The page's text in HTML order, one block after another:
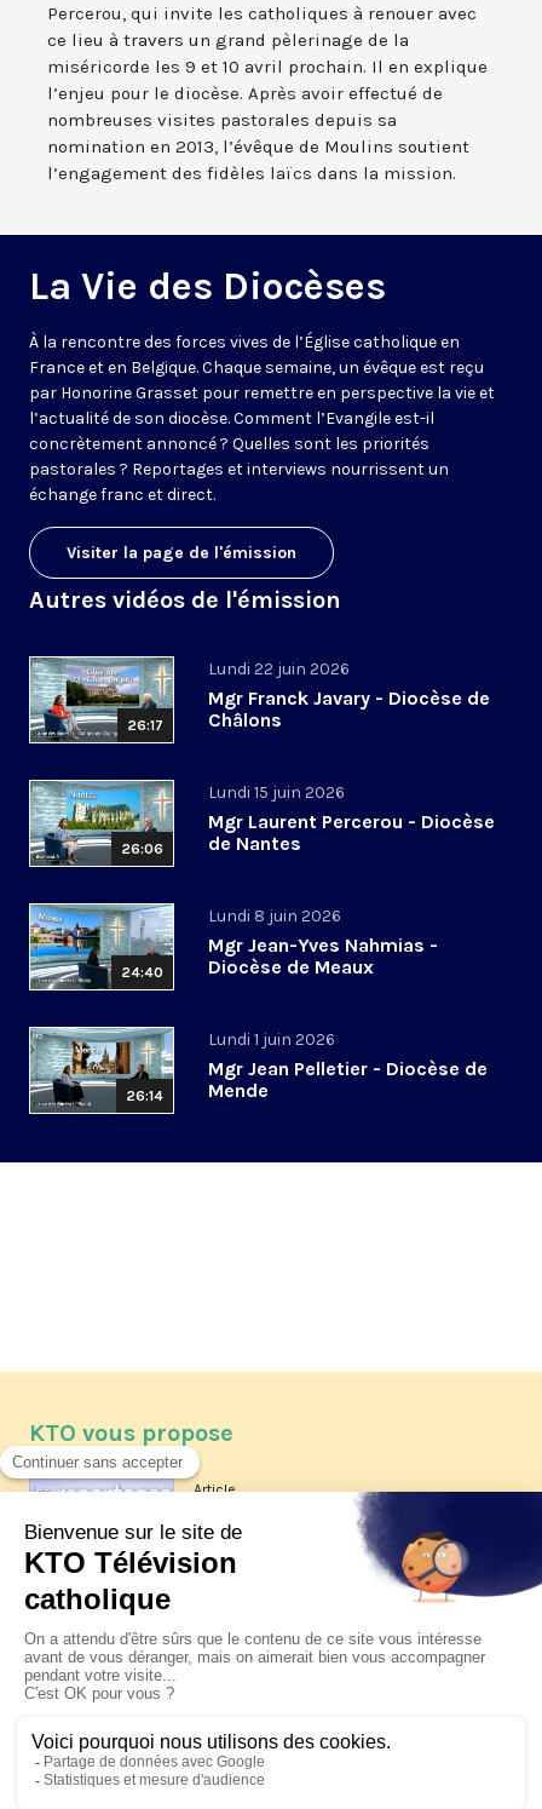
Percerou, qui invite les catholiques à renouer avec
ce lieu à travers un grand pèlerinage de la
miséricorde les 9 et 10 avril prochain. Il en explique
l’enjeu pour le diocèse. Après avoir effectué de
nombreuses visites pastorales depuis sa
nomination en 2013, l’évêque de Moulins soutient
l’engagement des fidèles laïcs dans la mission.
La Vie des Diocèses
À la rencontre des forces vives de l’Église catholique en
France et en Belgique. Chaque semaine, un évêque est reçu
par Honorine Grasset pour remettre en perspective la vie et
l’actualité de son diocèse. Comment l’Evangile est-il
concrètement annoncé ? Quelles sont les priorités
pastorales ? Reportages et interviews nourrissent un
échange franc et direct.
Visiter la page de l'émission
Autres vidéos de l'émission
26:17
Lundi 22 juin 2026
Mgr Franck Javary - Diocèse de
Châlons
26:06
Lundi 15 juin 2026
Mgr Laurent Percerou - Diocèse
de Nantes
24:40
Lundi 8 juin 2026
Mgr Jean-Yves Nahmias -
Diocèse de Meaux
26:14
Lundi 1 juin 2026
Mgr Jean Pelletier - Diocèse de
Mende
KTO vous propose
Article
Les reportages d'été 2026 de KTO
La visite pastorale du pape Léon
XIV à Assise à suivre sur KTO le
jeudi 6 août
Le pape en Uruguay, Argentine et
Pérou du 6 au 17 novembre 2026